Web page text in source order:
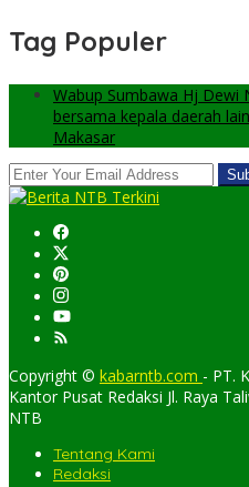
Tag Populer
Wabup Sumbawa Hj
bersama kepala daerah
Makasar
Copyright © kabarntb.com - PT.
Kantor Pusat Redaksi Jl. Raya
NTB
Tentang Kami
Redaksi